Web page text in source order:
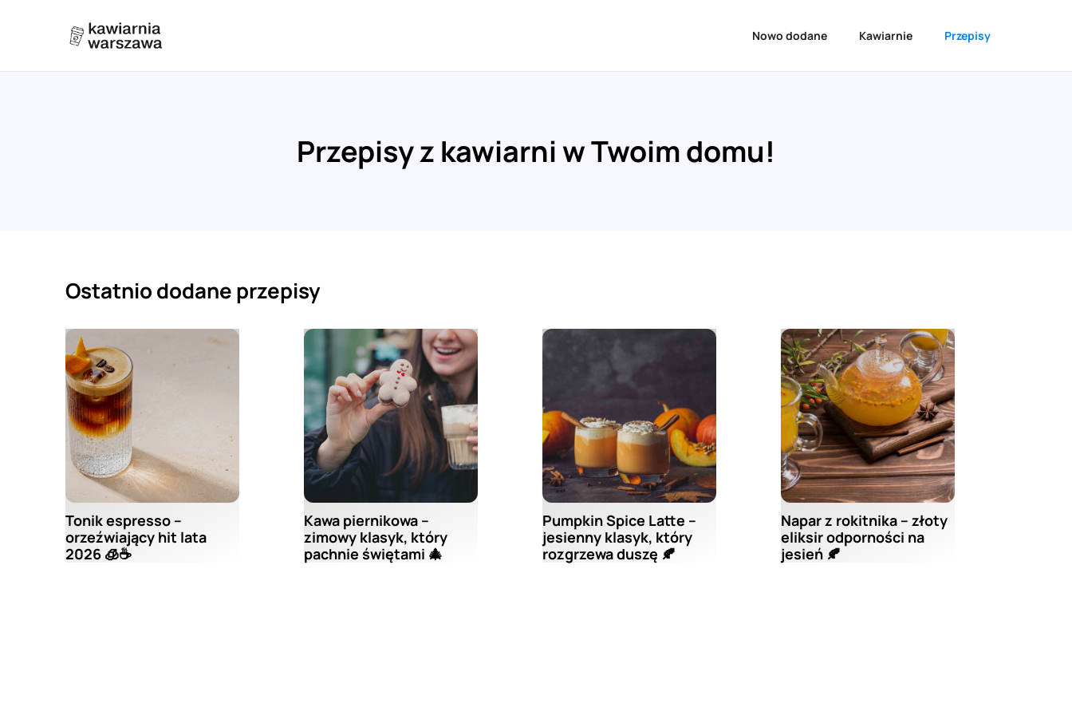
Nowo dodane Kawiarnie Przepisy
Przepisy z kawiarni w Twoim domu!
Ostatnio dodane przepisy
Tonik espresso –
orzeźwiający hit lata
2026 🧊☕
Kawa piernikowa –
zimowy klasyk, który
pachnie świętami 🎄
Pumpkin Spice Latte –
jesienny klasyk, który
rozgrzewa duszę 🍂
Napar z rokitnika – złoty
eliksir odporności na
jesień 🍂